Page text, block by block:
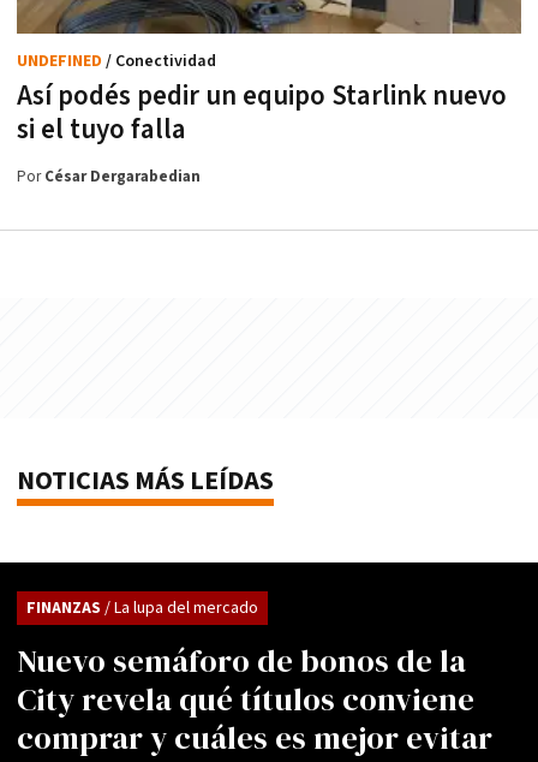
Así podés pedir un equipo Starlink nuevo
si el tuyo falla
UNDEFINED / Conectividad
PorCésar Dergarabedian
NOTICIAS MÁS LEÍDAS
Nuevo semáforo de bonos de la
City revela qué títulos conviene
comprar y cuáles es mejor evitar
FINANZAS / La lupa del mercado